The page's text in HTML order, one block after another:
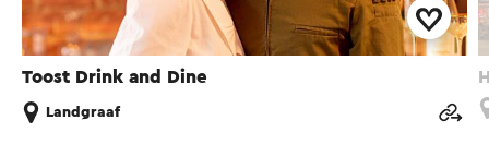
Toost Drink and Dine
Landgraaf